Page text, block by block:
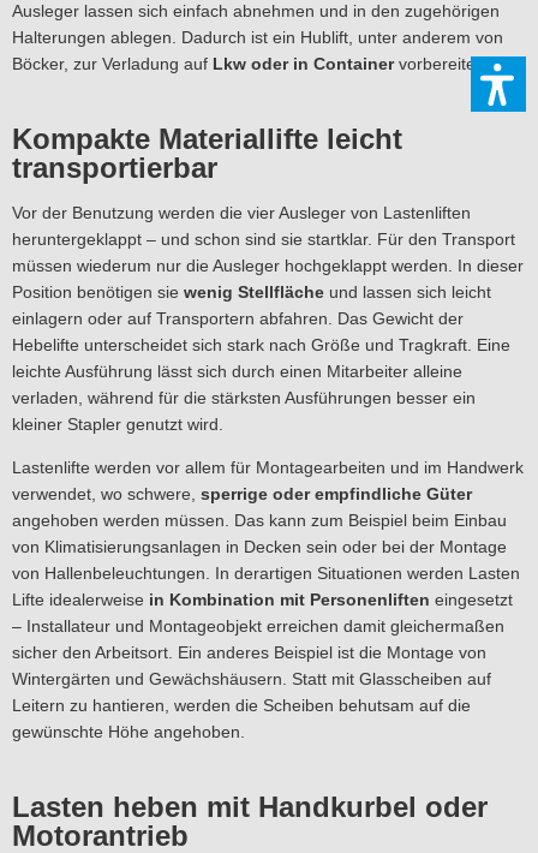
Ausleger lassen sich einfach abnehmen und in den zugehörigen
Halterungen ablegen. Dadurch ist ein Hublift, unter anderem von
Böcker, zur Verladung auf Lkw oder in Containervorbereitet.
Kompakte Materiallifte leicht
transportierbar
Vor der Benutzung werden die vier Ausleger von Lastenliften
heruntergeklappt – und schon sind sie startklar. Für den Transport
müssen wiederum nur die Ausleger hochgeklappt werden. In dieser
Position benötigen sie wenig Stellfläche und lassen sich leicht
einlagern oder auf Transportern abfahren. Das Gewicht der
Hebelifte unterscheidet sich stark nach Größe und Tragkraft. Eine
leichte Ausführung lässt sich durch einen Mitarbeiter alleine
verladen, während für die stärksten Ausführungen besser ein
kleiner Stapler genutzt wird.
Lastenlifte werden vor allem für Montagearbeiten und im Handwerk
verwendet, wo schwere, sperrige oder empfindliche Güter
angehoben werden müssen. Das kann zum Beispiel beim Einbau
von Klimatisierungsanlagen in Decken sein oder bei der Montage
von Hallenbeleuchtungen. In derartigen Situationen werden Lasten
Lifte idealerweise in Kombination mit Personenliften eingesetzt
– Installateur und Montageobjekt erreichen damit gleichermaßen
sicher den Arbeitsort. Ein anderes Beispiel ist die Montage von
Wintergärten und Gewächshäusern. Statt mit Glasscheiben auf
Leitern zu hantieren, werden die Scheiben behutsam auf die
gewünschte Höhe angehoben.
Lasten heben mit Handkurbel oder
Motorantrieb